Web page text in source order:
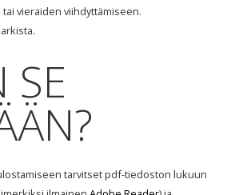
vieraiden viihdyttämiseen.
SE
?
tarvitset pdf-tiedoston lukuun